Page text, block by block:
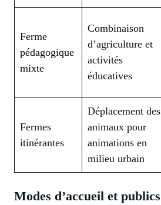
Ferme
pédagogique
mixte
Combinaison
d’agriculture et
activités
éducatives
Fermes
itinérantes
Déplacement des
animaux pour
animations en
milieu urbain
Modes d’accueil et